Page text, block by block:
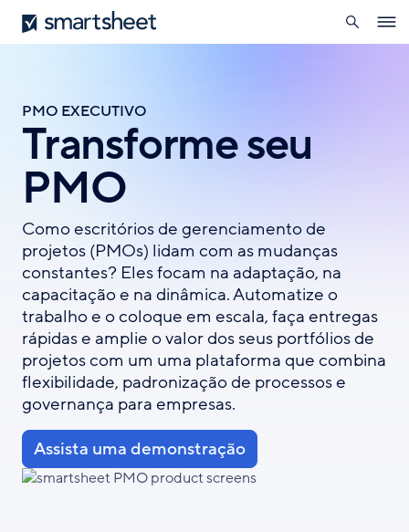
Skip
to
Smartsheet
pesquisa
PMO EXECUTIVO
Transforme seu
PMO
Como escritórios de gerenciamento de
projetos (PMOs) lidam com as mudanças
constantes? Eles focam na adaptação, na
capacitação e na dinâmica. Automatize o
trabalho e o coloque em escala, faça entregas
rápidas e amplie o valor dos seus portfólios de
projetos com um uma plataforma que combina
flexibilidade, padronização de processos e
governança para empresas.
Assista uma demonstração